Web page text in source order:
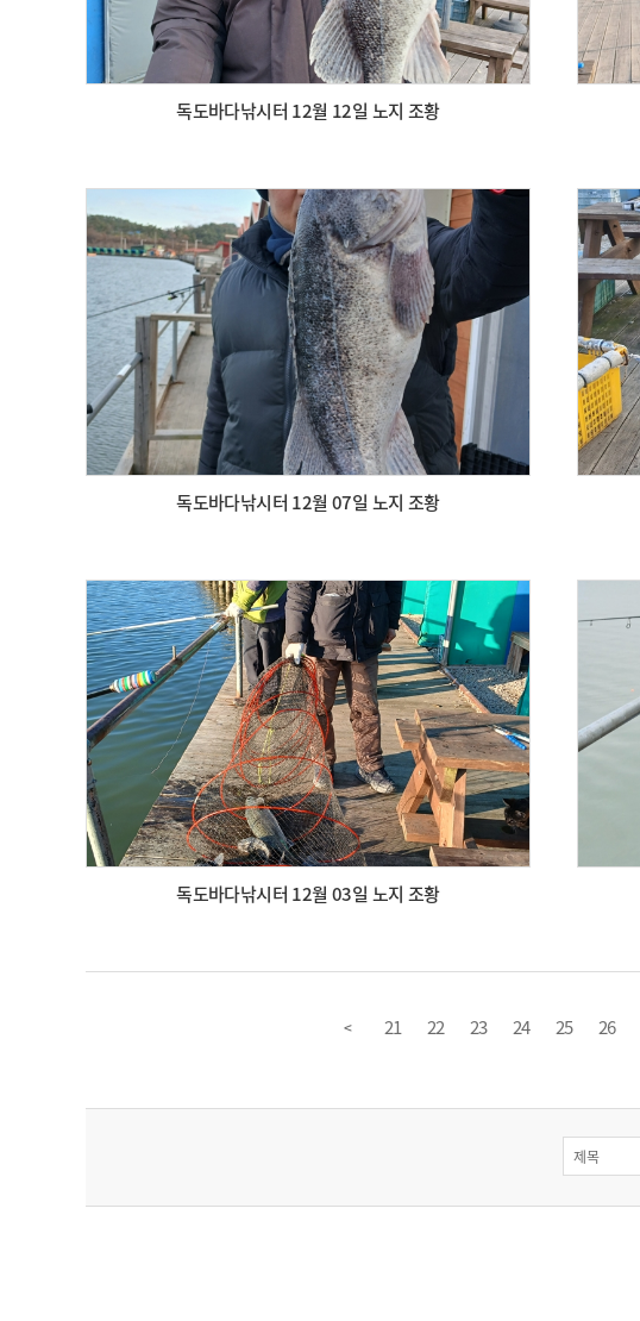
독도바다낚시터 12월 12일 노지 조황
독도바다낚시터 12월 07일 노지 조황
독도바다낚시터 12월 03일 노지 조황
< 21 22 23 24 25 26